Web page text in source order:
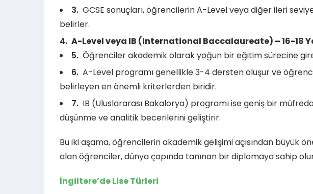
GCSE sonuçları, öğrencilerin A-Level veya diğer ileri
belirler.
A-Level veya IB (International Baccalaureate) – 16-18
Öğrenciler akademik olarak yoğun bir eğitim sürecine
A-Level programı genellikle 3-4 dersten oluşur ve
belirleyen en önemli kriterlerden biridir.
IB (Uluslararası Bakalorya) programı ise geniş bir
düşünme ve analitik becerilerini geliştirir.
Bu iki aşama, öğrencilerin akademik gelişimi açısından büyük
alan öğrenciler, dünya çapında tanınan bir diplomaya sahip
İngiltere’de Lise Türleri